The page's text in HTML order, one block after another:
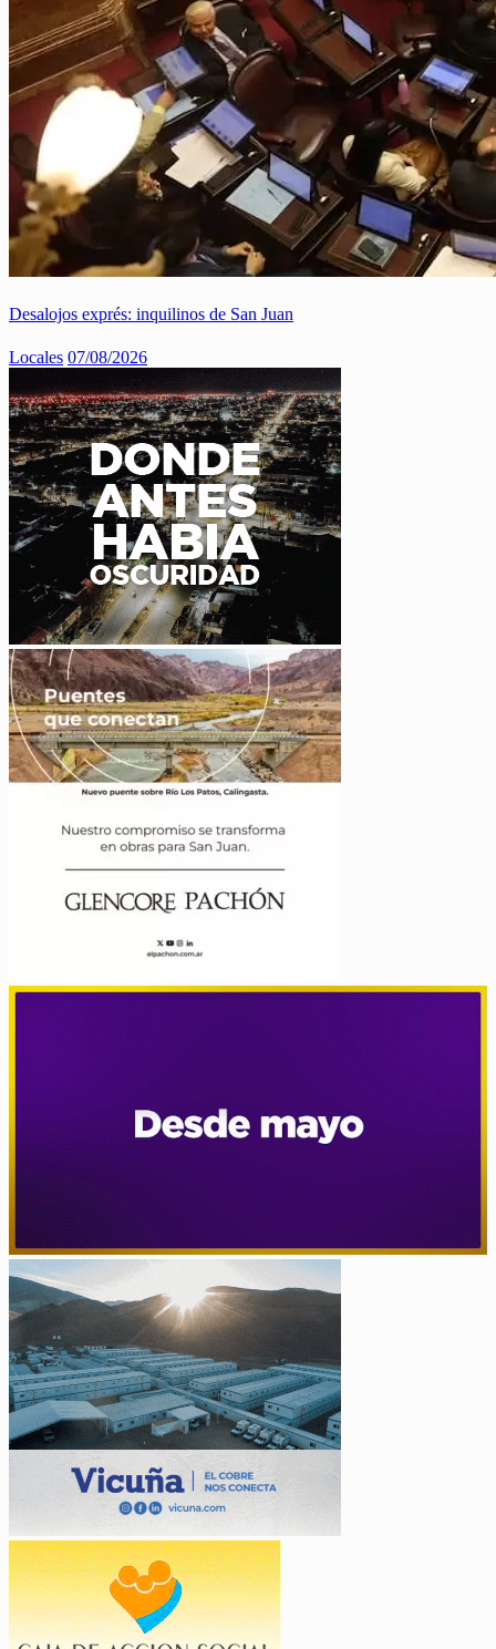
Desalojos exprés: inquilinos de San Juan
Locales 07/08/2026